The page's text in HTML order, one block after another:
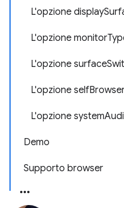
L'opzione
L'opzione
L'opzione
L'opzione
L'opzione
Demo
Supporto browser